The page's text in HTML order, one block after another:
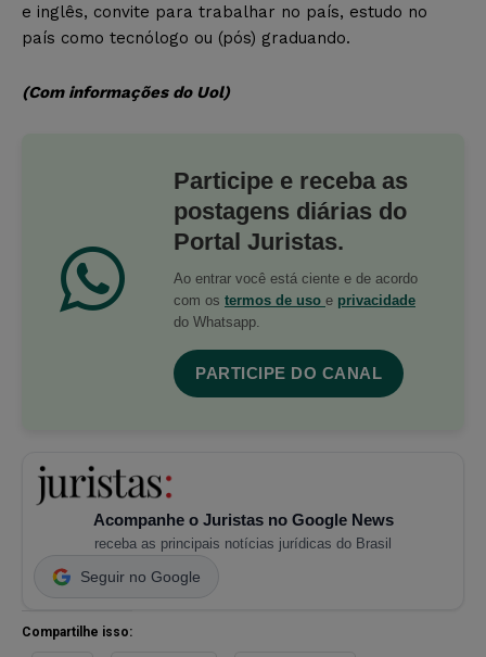
e inglês, convite para trabalhar no país, estudo no
país como tecnólogo ou (pós) graduando.
(Com informações do Uol)
Participe e receba as
postagens diárias do
Portal Juristas.
Ao entrar você está ciente e de acordo
com os termos de uso e privacidade
do Whatsapp.
PARTICIPE DO CANAL
Acompanhe o Juristas no Google News
receba as principais notícias jurídicas do Brasil
Seguir no Google
Compartilhe isso: